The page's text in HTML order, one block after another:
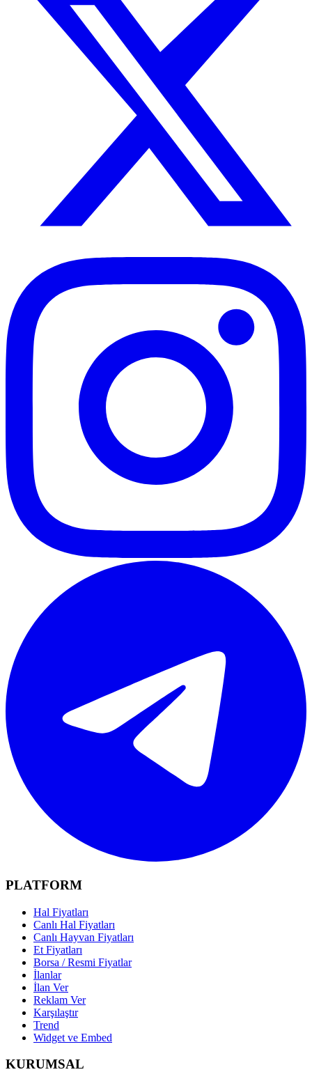
PLATFORM
Hal Fiyatları
Canlı Hal Fiyatları
Canlı Hayvan Fiyatları
Et Fiyatları
Borsa / Resmi Fiyatlar
İlanlar
İlan Ver
Reklam Ver
Karşılaştır
Trend
Widget ve Embed
KURUMSAL